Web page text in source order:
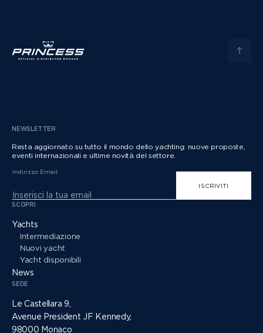
CLASSE F
CLASSE C
NEWSLETTER
Resta aggiornato su tutto il mondo dello yachting: nuove proposte,
eventi internazionali e ultime novità del settore.
Indirizzo Email
ISCRIVITI
SCOPRI
Yachts
Intermediazione
Nuovi yacht
Yacht disponibili
News
SEDE
Le Castellara 9,
Avenue President JF Kennedy,
98000 Monaco